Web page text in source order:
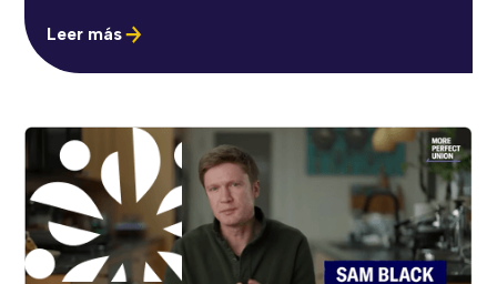
Leer más